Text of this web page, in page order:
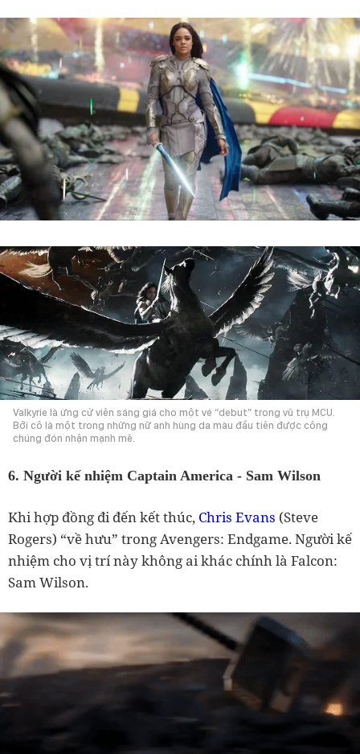
Valkyrie là ứng cử viên sáng giá cho một vé “debut” trong vũ trụ MCU.
Bởi cô là một trong những nữ anh hùng da màu đầu tiên được công
chúng đón nhận mạnh mẽ.
6. Người kế nhiệm Captain America - Sam Wilson
Khi hợp đồng đi đến kết thúc, Chris Evans (Steve
Rogers) “về hưu” trong Avengers: Endgame. Người kế
nhiệm cho vị trí này không ai khác chính là Falcon:
Sam Wilson.